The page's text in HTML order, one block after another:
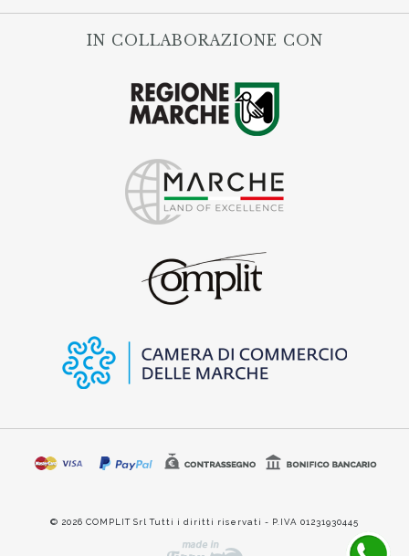
IN COLLABORAZIONE CON
© 2026 COMPLIT Srl Tutti i diritti riservati - P.IVA 01231930445